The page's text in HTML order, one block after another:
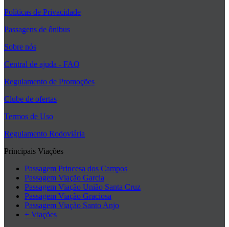
Políticas de Privacidade
Passagens de ônibus
Sobre nós
Central de ajuda - FAQ
Regulamento de Promoções
Clube de ofertas
Termos de Uso
Regulamento Rodoviária
Principais Viações
Passagem Princesa dos Campos
Passagem Viação Garcia
Passagem Viação União Santa Cruz
Passagem Viação Graciosa
Passagem Viação Santo Anjo
+ Viações